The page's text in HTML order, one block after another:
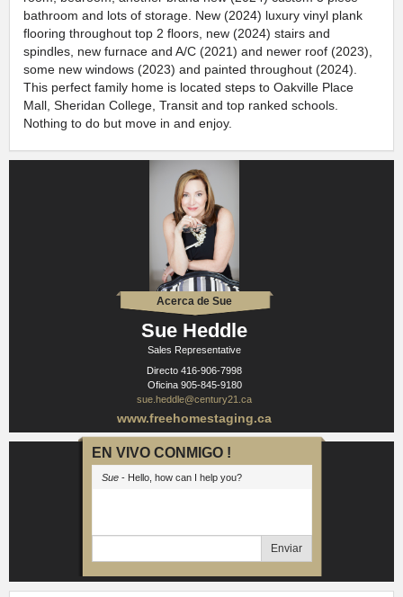
bathroom and lots of storage. New (2024) luxury vinyl plank
flooring throughout top 2 floors, new (2024) stairs and
spindles, new furnace and A/C (2021) and newer roof (2023),
some new windows (2023) and painted throughout (2024).
This perfect family home is located steps to Oakville Place
Mall, Sheridan College, Transit and top ranked schools.
Nothing to do but move in and enjoy.
Acerca de Sue
Sue Heddle
Sales Representative
Directo 416-906-7998
Oficina 905-845-9180
sue.heddle@century21.ca
www.freehomestaging.ca
EN VIVO CONMIGO !
Sue- Hello, how can I help you?
Enviar